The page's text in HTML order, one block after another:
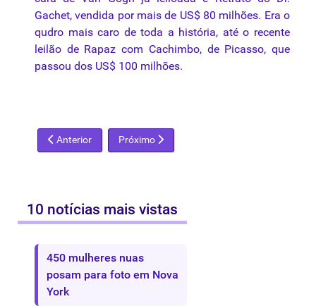
Gachet, vendida por mais de US$ 80 milhões. Era o
qudro mais caro de toda a história, até o recente
leilão de Rapaz com Cachimbo, de Picasso, que
passou dos US$ 100 milhões.
Artigo anterior: Grã-Bretanha impede saída de tela de Francis
Anterior Próximo artigo: Criadores provocam com
Próximo
10 notícias mais vistas
450 mulheres nuas
posam para foto em Nova
York